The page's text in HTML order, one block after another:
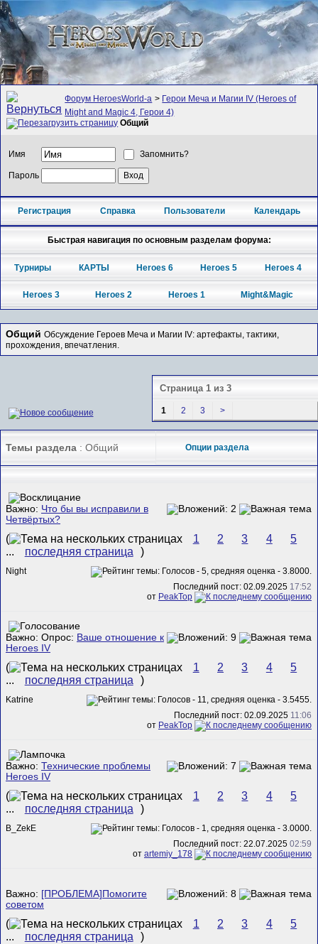
Форум HeroesWorld-а > Герои Меча и Магии IV (Heroes of
Might and Magic 4, Герои 4)
Общий
Имя Запомнить?
Пароль
Регистрация Справка Пользователи Календарь
Быстрая навигация по основным разделам форума:
Турниры КАРТЫ Heroes 6 Heroes 5 Heroes 4
Heroes 3 Heroes 2 Heroes 1 Might&Magic
Общий Обсуждение Героев Меча и Магии IV: артефакты, тактики,
прохождения, впечатления.
Страница 1 из 3
1 2 3 >
Темы раздела : Общий Опции раздела
Важно: Что бы вы исправили в
Четвёртых?
( 1 2 3 4
5
...
последняя страница )
Night
Последний пост: 02.09.2025 17:52
от PeakTop
Важно: Опрос: Ваше отношение к
Heroes IV
( 1 2 3 4
5
...
последняя страница )
Katrine
Последний пост: 02.09.2025 11:06
от PeakTop
Важно: Технические проблемы
Heroes IV
( 1 2 3 4
5
...
последняя страница )
B_ZekE
Последний пост: 22.07.2025 02:59
от artemiy_178
Важно: [ПРОБЛЕМА]Помогите
советом
( 1 2 3 4
5
...
последняя страница )